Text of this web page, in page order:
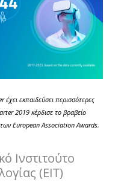
εκπαιδεύσει περισσότερες
2019 κέρδισε το βραβείο
European Association Awards.
Ινστιτούτο
(EIT)